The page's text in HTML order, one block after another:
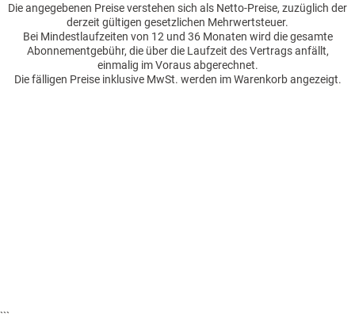
Die angegebenen Preise verstehen sich als Netto-Preise, zuzüglich der
derzeit gültigen gesetzlichen Mehrwertsteuer.
Bei Mindestlaufzeiten von 12 und 36 Monaten wird die gesamte
Abonnementgebühr, die über die Laufzeit des Vertrags anfällt,
einmalig im Voraus abgerechnet.
Die fälligen Preise inklusive MwSt. werden im Warenkorb angezeigt.
```